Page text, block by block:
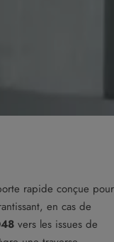
rapide conçue pour
en cas de
vers les issues de